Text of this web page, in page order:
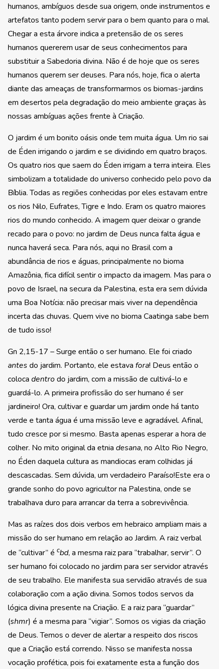
humanos, ambíguos desde sua origem, onde instrumentos e
artefatos tanto podem servir para o bem quanto para o mal.
Chegar a esta árvore indica a pretensão de os seres
humanos quererem usar de seus conhecimentos para
substituir a Sabedoria divina. Não é de hoje que os seres
humanos querem ser deuses. Para nós, hoje, fica o alerta
diante das ameaças de transformarmos os biomas-jardins
em desertos pela degradação do meio ambiente graças às
nossas ambíguas ações frente à Criação.
O jardim é um bonito oásis onde tem muita água. Um rio sai
de Éden irrigando o jardim e se dividindo em quatro braços.
Os quatro rios que saem do Éden irrigam a terra inteira. Eles
simbolizam a totalidade do universo conhecido pelo povo da
Bíblia. Todas as regiões conhecidas por eles estavam entre
os rios Nilo, Eufrates, Tigre e Indo. Eram os quatro maiores
rios do mundo conhecido. A imagem quer deixar o grande
recado para o povo: no jardim de Deus nunca falta água e
nunca haverá seca. Para nós, aqui no Brasil com a
abundância de rios e águas, principalmente no bioma
Amazônia, fica difícil sentir o impacto da imagem. Mas para o
povo de Israel, na secura da Palestina, esta era sem dúvida
uma Boa Notícia: não precisar mais viver na dependência
incerta das chuvas. Quem vive no bioma Caatinga sabe bem
de tudo isso!
Gn 2,15-17 – Surge então o ser humano. Ele foi criado
antes do jardim. Portanto, ele estava fora! Deus então o
coloca dentrodo jardim, com a missão de cultivá-lo e
guardá-lo. A primeira profissão do ser humano é ser
jardineiro! Ora, cultivar e guardar um jardim onde há tanto
verde e tanta água é uma missão leve e agradável. Afinal,
tudo cresce por si mesmo. Basta apenas esperar a hora de
colher. No mito original da etnia desana, no Alto Rio Negro,
no Éden daquela cultura as mandiocas eram colhidas já
descascadas. Sem dúvida, um verdadeiro Paraíso!Este era o
grande sonho do povo agricultor na Palestina, onde se
trabalhava duro para arrancar da terra a sobrevivência.
Mas as raízes dos dois verbos em hebraico ampliam mais a
missão do ser humano em relação ao Jardim. A raiz verbal
de “cultivar” é cbd, a mesma raiz para “trabalhar, servir”. O
ser humano foi colocado no jardim para ser servidor através
de seu trabalho. Ele manifesta sua servidão através de sua
colaboração com a ação divina. Somos todos servos da
lógica divina presente na Criação. E a raiz para “guardar”
(shmr) é a mesma para “vigiar”. Somos os vigias da criação
de Deus. Temos o dever de alertar a respeito dos riscos
que a Criação está correndo. Nisso se manifesta nossa
vocação profética, pois foi exatamente esta a função dos